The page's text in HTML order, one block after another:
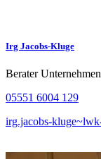
Irg Jacobs-Kluge
Berater
05551 6004 129
irg.jacobs-